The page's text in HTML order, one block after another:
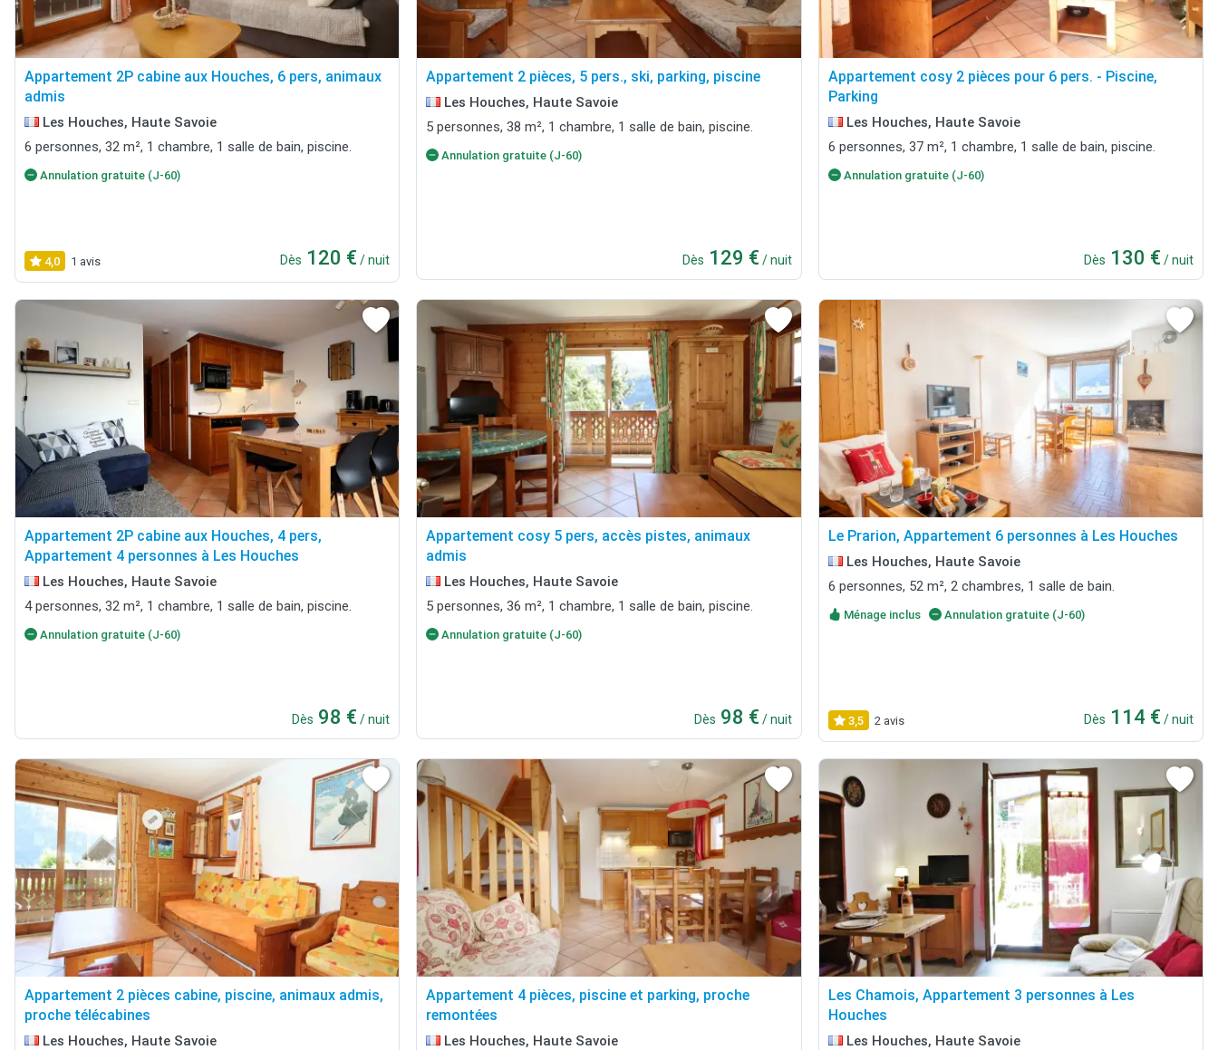
Appartement 2P cabine aux Houches, 6 pers, animaux
admis
Les Houches, Haute Savoie
6 personnes, 32 m², 1 chambre, 1 salle de bain, piscine.
Annulation gratuite (J-60)
4,0 1 avis Dès 120 € / nuit
Appartement 2 pièces, 5 pers., ski, parking, piscine
Les Houches, Haute Savoie
5 personnes, 38 m², 1 chambre, 1 salle de bain, piscine.
Annulation gratuite (J-60)
Dès 129 € / nuit
Appartement cosy 2 pièces pour 6 pers. - Piscine,
Parking
Les Houches, Haute Savoie
6 personnes, 37 m², 1 chambre, 1 salle de bain, piscine.
Annulation gratuite (J-60)
Dès 130 € / nuit
Appartement 2P cabine aux Houches, 4 pers,
Appartement 4 personnes à Les Houches
Les Houches, Haute Savoie
4 personnes, 32 m², 1 chambre, 1 salle de bain, piscine.
Annulation gratuite (J-60)
Dès 98 € / nuit
Appartement cosy 5 pers, accès pistes, animaux
admis
Les Houches, Haute Savoie
5 personnes, 36 m², 1 chambre, 1 salle de bain, piscine.
Annulation gratuite (J-60)
Dès 98 € / nuit
Le Prarion, Appartement 6 personnes à Les Houches
Les Houches, Haute Savoie
6 personnes, 52 m², 2 chambres, 1 salle de bain.
Ménage inclus Annulation gratuite (J-60)
3,5 2 avis Dès 114 € / nuit
Appartement 2 pièces cabine, piscine, animaux admis,
proche télécabines
Les Houches, Haute Savoie
Appartement 4 pièces, piscine et parking, proche
remontées
Les Houches, Haute Savoie
Les Chamois, Appartement 3 personnes à Les
Houches
Les Houches, Haute Savoie